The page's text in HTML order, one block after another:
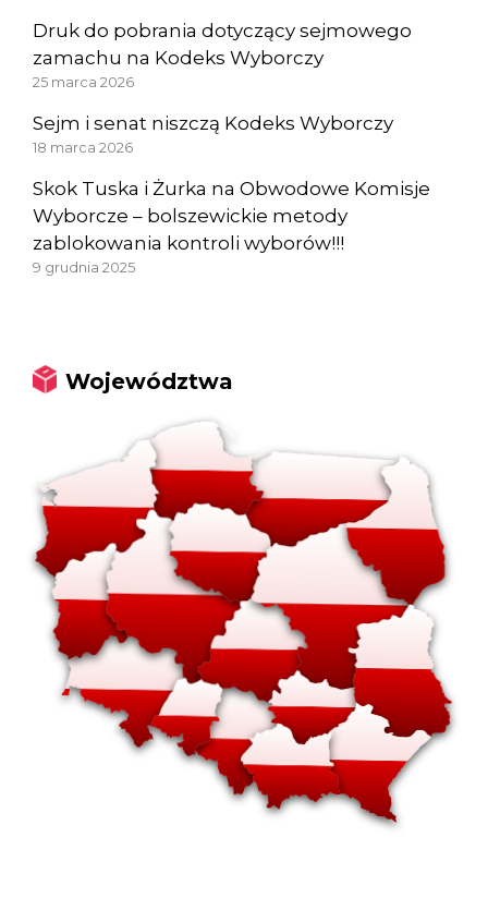
Druk do pobrania dotyczący sejmowego
zamachu na Kodeks Wyborczy
25 marca 2026
Sejm i senat niszczą Kodeks Wyborczy
18 marca 2026
Skok Tuska i Żurka na Obwodowe Komisje
Wyborcze – bolszewickie metody
zablokowania kontroli wyborów!!!
9 grudnia 2025
Województwa